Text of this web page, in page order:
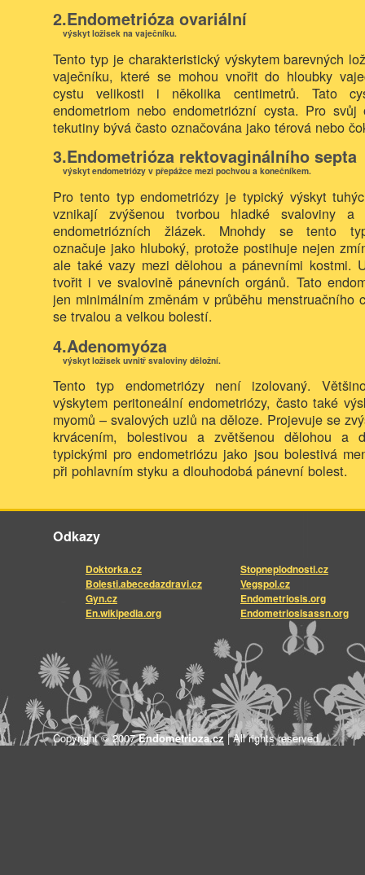
2.Endometrióza ovariální
výskyt ložisek na vaječníku.
Tento typ je charakteristický výskytem barevných
vaječníku, které se mohou vnořit do hloubky
cystu velikosti i několika centimetrů. Tato
endometriom nebo endometriózní cysta. Pro svůj
tekutiny bývá často označována jako térová nebo
3.Endometrióza rektovaginálního septa
výskyt endometriózy v přepážce mezi pochvou a konečníkem.
Pro tento typ endometriózy je typický výskyt
vznikají zvýšenou tvorbou hladké svaloviny
endometriózních žlázek. Mnohdy se tento
označuje jako hluboký, protože postihuje nejen
ale také vazy mezi dělohou a pánevními kostmi.
tvořit i ve svalovině pánevních orgánů. Tato
jen minimálním změnám v průběhu menstruačního
se trvalou a velkou bolestí.
4.Adenomyóza
výskyt ložisek uvnitř svaloviny děložní.
Tento typ endometriózy není izolovaný.
výskytem peritoneální endometriózy, často také
myomů – svalových uzlů na děloze. Projevuje se
krvácením, bolestivou a zvětšenou dělohou a
typickými pro endometriózu jako jsou bolestivá
při pohlavním styku a dlouhodobá pánevní bolest.
Odkazy
Doktorka.cz
Bolesti.abecedazdravi.cz
Gyn.cz
En.wikipedia.org
Stopneplodnosti.cz
Vegspol.cz
Endometriosis.org
Endometriosisassn.org
Copyright © 2007Endometrioza.cz | All rights reserved.